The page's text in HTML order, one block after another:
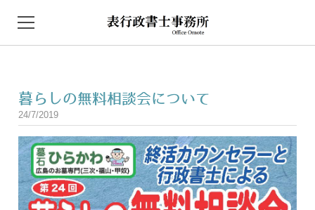
暮らしの無料相談会について
24/7/2019
NEWS
事務所概要
取扱業務
自動車保管場所証明